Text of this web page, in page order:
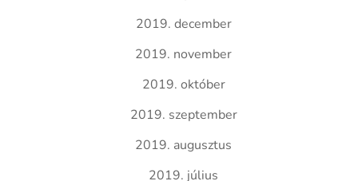
2019. december
2019. november
2019. október
2019. szeptember
2019. augusztus
2019. július